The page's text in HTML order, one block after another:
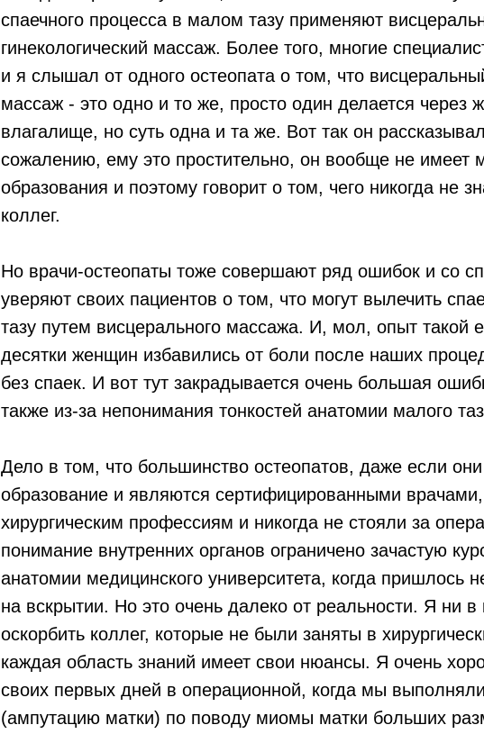
спаечного процесса в малом тазу применяют
гинекологический массаж. Более того, многие
и я слышал от одного остеопата о том, что
массаж - это одно и то же, просто один делается через
влагалище, но суть одна и та же. Вот так он
сожалению, ему это простительно, он вообще не имеет
образования и поэтому говорит о том, чего никогда не
коллег.
Но врачи-остеопаты тоже совершают ряд ошибок и со
уверяют своих пациентов о том, что могут вылечить
тазу путем висцерального массажа. И, мол, опыт такой
десятки женщин избавились от боли после наших
без спаек. И вот тут закрадывается очень большая
также из-за непонимания тонкостей анатомии малого
Дело в том, что большинство остеопатов, даже если
образование и являются сертифицированными
хирургическим профессиям и никогда не стояли за
понимание внутренних органов ограничено зачастую
анатомии медицинского университета, когда пришлось
на вскрытии. Но это очень далеко от реальности. Я ни в
оскорбить коллег, которые не были заняты в
каждая область знаний имеет свои нюансы. Я очень
своих первых дней в операционной, когда мы
(ампутацию матки) по поводу миомы матки больших